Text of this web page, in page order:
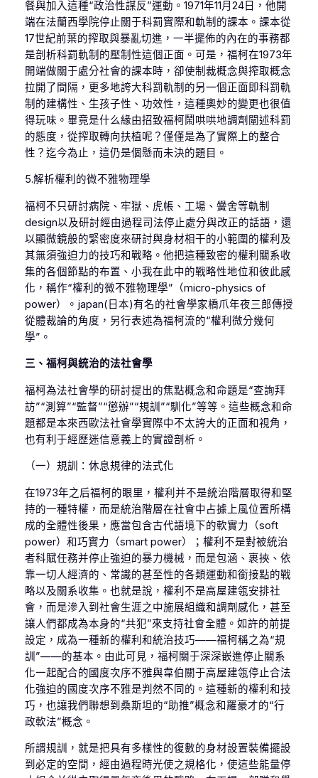
餐與加入這種“政治性謀反”運動。1971年11月24日，他開
端在法蘭西學院停止關于科罰實際和軌制的課本。課本從
17世紀前葉的搾取與暴亂切進，一半擺佈的內在的事務都
是剖析科罰軌制的壓制性這個正面。可是，福柯在1973年
開端做關于處分社會的課本時，卻使制裁概念與搾取概念
拉開了間隔，更多地誇大科罰軌制的另一個正面即科罰軌
制的建構性、生孩子性、功效性，這種奧妙的變更也很值
得玩味。畢竟是什么緣由招致福柯鬧哄哄地調劑闡述科罰
的態度，從搾取轉向扶植呢？僅僅是為了實際上的整合
性？迄今為止，這仍是個懸而未決的題目。
5.解析權利的微不雅物理學
福柯不只研討病院、牢獄、虎帳、工場、黌舍等軌制
design以及研討經由過程司法停止處分與改正的話語，還
以顯微鏡般的緊密度來研討與身材相干的小範圍的權利及
其無須強迫力的技巧和戰略。他把這種致密的權利關系收
集的各個節點的布置、小我在此中的戰略性地位和彼此感
化，稱作“權利的微不雅物理學”（micro-physics of
power）。japan(日本)有名的社會學家橋爪年夜三郎傳授
從體裁論的角度，另行表述為福柯流的“權利微分幾何
學”。
三、福柯與統治的法社會學
福柯為法社會學的研討提出的焦點概念和命題是“查詢拜
訪”“測算”“監督”“懲辦”“規訓”“馴化”等等。這些概念和命
題都是本來西歐法社會學實際中不太誇大的正面和視角，
也有利于經歷迷信意義上的實證剖析。
（一）規訓：休息規律的法式化
在1973年之后福柯的眼里，權利并不是統治階層取得和堅
持的一種特權，而是統治階層在社會中占據上風位置所構
成的全體性後果，應當包含古代語境下的軟實力（soft
power）和巧實力（smart power）；權利不是對被統治
者科賦任務并停止強迫的暴力機械，而是包涵、裹挾、依
靠一切人經濟的、常識的甚至性的各類運動和銜接點的戰
略以及關系收集。也就是說，權利不是高屋建瓴安排社
會，而是滲入到社會生涯之中施展組織和調劑感化，甚至
讓人們都成為本身的“共犯”來支持社會全體。如許的前提
設定，成為一種新的權利和統治技巧——福柯稱之為“規
訓”——的基本。由此可見，福柯關于深深嵌進停止關系
化一起配合的國度次序不雅與韋伯關于高屋建瓴停止合法
化強迫的國度次序不雅是判然不同的。這種新的權利和技
巧，也讓我們聯想到桑斯坦的“助推”概念和羅豪才的“行
政軟法”概念。
所謂規訓，就是把具有多樣性的復數的身材設置裝備擺設
到必定的空間，經由過程時光使之規格化，使這些能量停